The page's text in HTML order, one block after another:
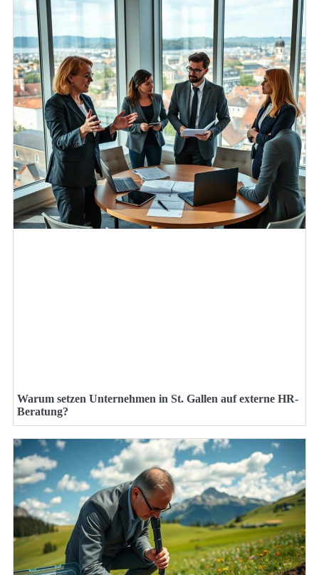
Warum setzen Unternehmen in St. Gallen auf externe HR-
Beratung?